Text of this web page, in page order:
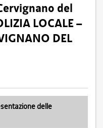
del
LOCALE –
DEL
delle